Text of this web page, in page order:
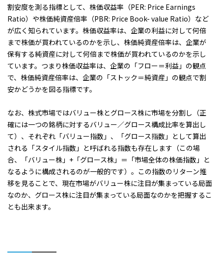
割安度を測る指標として、株価収益率（PER: Price Earnings
Ratio）や株価純資産倍率（PBR: Price Book- value Ratio）など
が広く知られています。株価収益率は、企業の利益に対して何倍
まで株価が買われているのかを示し、株価純資産倍率は、企業が
保有する純資産に対して何倍まで株価が買われているのかを示し
ています。つまり株価収益率は、企業の「フロー＝利益」の観点
で、株価純資産倍率は、企業の「ストック＝純資産」の観点で割
安かどうかを図る指標です。
なお、株式市場ではバリュー株とグロース株に市場を分割し（正
確には一つの銘柄に対するバリュー／グロース構成比率を算出し
て）、それぞれ「バリュー指数」、「グロース指数」として算出
される「スタイル指数」と呼ばれる指数も存在します（この場
合、「バリュー株」+「グロース株」＝「市場全体の株価指数」と
なるように構成されるのが一般的です）。この指数のリターン推
移を見ることで、現在市場がバリュー株に注目が集まっている局面
なのか、グロース株に注目が集まっている局面なのかを把握するこ
とも出来ます。